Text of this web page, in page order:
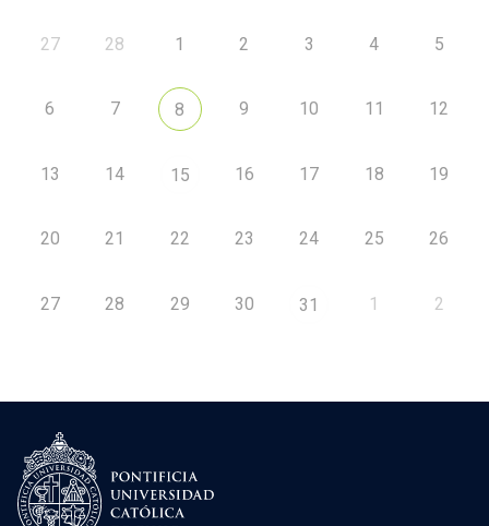
27 28 1 2 3 4 5
6 7 8 9 10 11 12
13 14 15 16 17 18 19
20 21 22 23 24 25 26
27 28 29 30 31 1 2